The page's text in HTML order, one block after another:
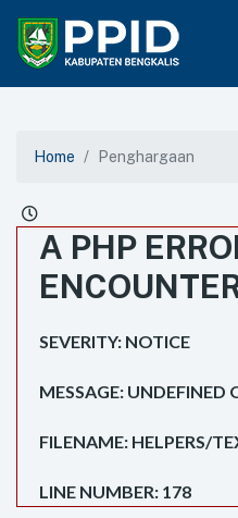
Home Penghargaan
A PHP
SEVERITY: NOTICE
MESSAGE: UNDEFINED
FILENAME: HELPERS/
LINE NUMBER: 178